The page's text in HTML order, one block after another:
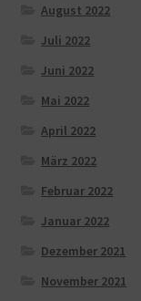
August 2022
Juli 2022
Juni 2022
Mai 2022
April 2022
März 2022
Februar 2022
Januar 2022
Dezember 2021
November 2021